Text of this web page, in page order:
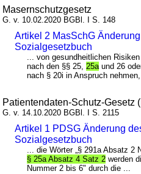
Masernschutzgesetz
G. v. 10.02.2020 BGBl. I S. 148
Artikel 2 MasSchG
Sozialgesetzbuch
... von gesundheitlichen
nach den §§ 25,25aund 26
nach § 20i in Anspruch
Patientendaten-Schutz-Gesetz
G. v. 14.10.2020 BGBl. I S. 2115
Artikel 1 PDSG Änderung
Sozialgesetzbuch
... die Wörter „§ 291a Absatz 2
§ 25a Absatz 4 Satz 2 werden
Nummer 2 bis 6" durch die ...